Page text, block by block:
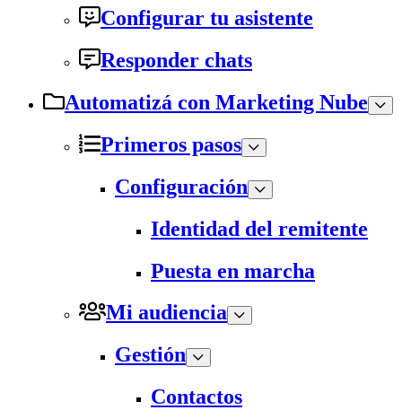
Configurar tu asistente
Responder chats
Automatizá con Marketing Nube
Primeros pasos
Configuración
Identidad del remitente
Puesta en marcha
Mi audiencia
Gestión
Contactos